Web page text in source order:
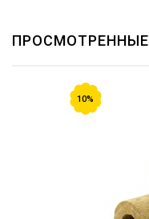
ПРОСМОТРЕННЫЕ
10%